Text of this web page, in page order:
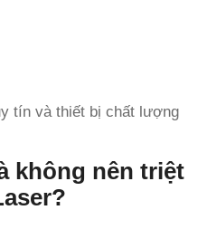
tín và thiết bị chất lượng
không nên triệt